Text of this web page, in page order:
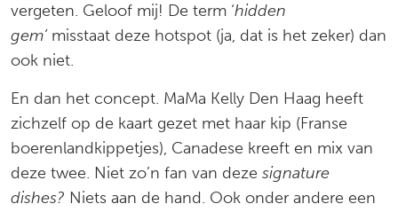
vergeten. Geloof mij! De term ‘hidden
gem’ misstaat deze hotspot (ja, dat is het zeker) dan
ook niet.
En dan het concept. MaMa Kelly Den Haag heeft
zichzelf op de kaart gezet met haar kip (Franse
boerenlandkippetjes), Canadese kreeft en mix van
deze twee. Niet zo’n fan van deze signature
dishes? Niets aan de hand. Ook onder andere een